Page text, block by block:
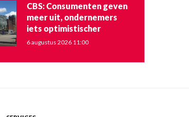
CBS: Consumenten geven
meer uit, ondernemers
iets optimistischer
6 augustus 2026 11:00